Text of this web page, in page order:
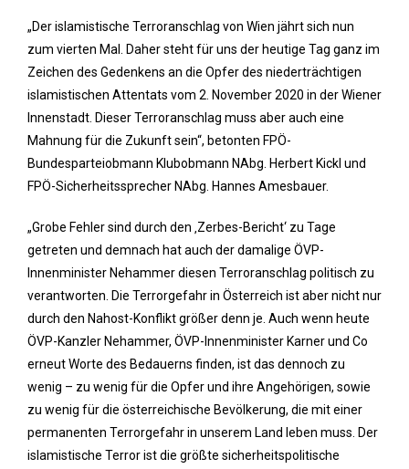
„Der islamistische Terroranschlag von Wien jährt sich nun
zum vierten Mal. Daher steht für uns der heutige Tag ganz im
Zeichen des Gedenkens an die Opfer des niederträchtigen
islamistischen Attentats vom 2. November 2020 in der Wiener
Innenstadt. Dieser Terroranschlag muss aber auch eine
Mahnung für die Zukunft sein“, betonten FPÖ-
Bundesparteiobmann Klubobmann NAbg. Herbert Kickl und
FPÖ-Sicherheitssprecher NAbg. Hannes Amesbauer.
„Grobe Fehler sind durch den ‚Zerbes-Bericht‘ zu Tage
getreten und demnach hat auch der damalige ÖVP-
Innenminister Nehammer diesen Terroranschlag politisch zu
verantworten. Die Terrorgefahr in Österreich ist aber nicht nur
durch den Nahost-Konflikt größer denn je. Auch wenn heute
ÖVP-Kanzler Nehammer, ÖVP-Innenminister Karner und Co
erneut Worte des Bedauerns finden, ist das dennoch zu
wenig – zu wenig für die Opfer und ihre Angehörigen, sowie
zu wenig für die österreichische Bevölkerung, die mit einer
permanenten Terrorgefahr in unserem Land leben muss. Der
islamistische Terror ist die größte sicherheitspolitische